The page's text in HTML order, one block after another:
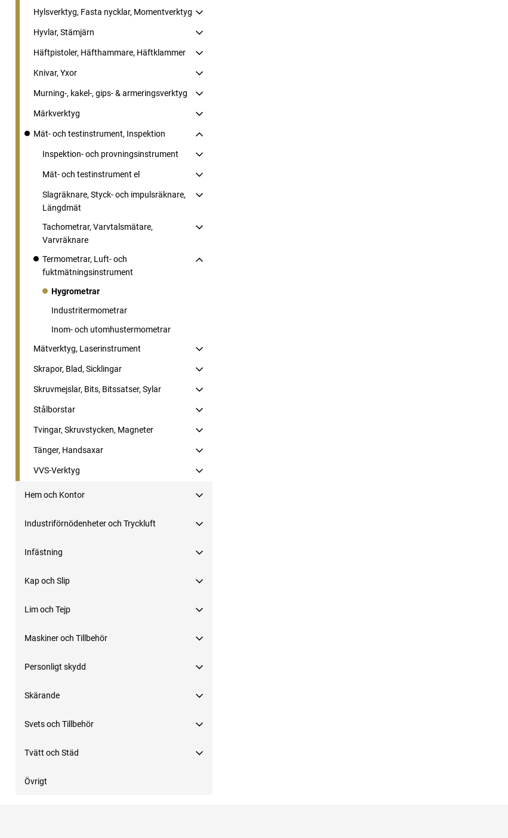
Hylsverktyg, Fasta nycklar, Momentverktyg
Hyvlar, Stämjärn
Häftpistoler, Häfthammare, Häftklammer
Knivar, Yxor
Murning-, kakel-, gips- & armeringsverktyg
Märkverktyg
Mät- och testinstrument, Inspektion
Inspektion- och provningsinstrument
Mät- och testinstrument el
Slagräknare, Styck- och impulsräknare,
Längdmät
Tachometrar, Varvtalsmätare,
Varvräknare
Termometrar, Luft- och
fuktmätningsinstrument
Hygrometrar
Industritermometrar
Inom- och utomhustermometrar
Mätverktyg, Laserinstrument
Skrapor, Blad, Sicklingar
Skruvmejslar, Bits, Bitssatser, Sylar
Stålborstar
Tvingar, Skruvstycken, Magneter
Tänger, Handsaxar
VVS-Verktyg
Hem och Kontor
Industriförnödenheter och Tryckluft
Infästning
Kap och Slip
Lim och Tejp
Maskiner och Tillbehör
Personligt skydd
Skärande
Svets och Tillbehör
Tvätt och Städ
Övrigt